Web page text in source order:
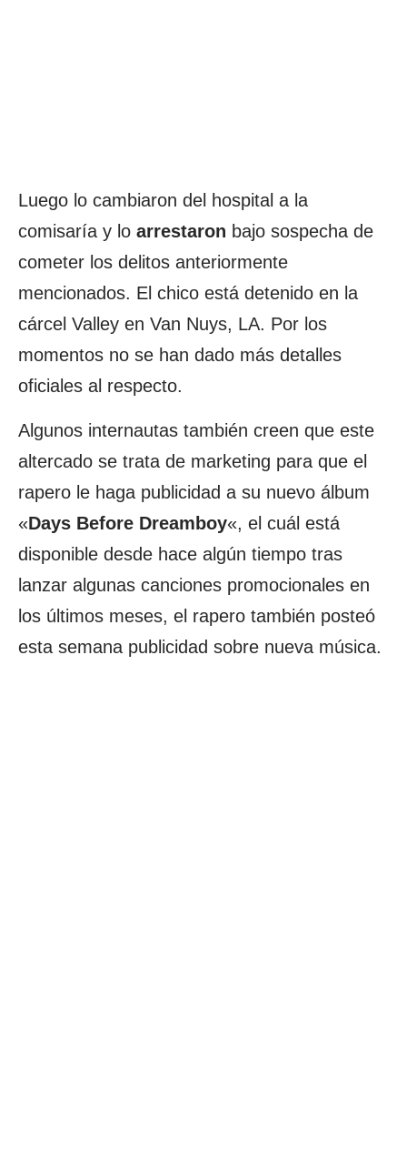
Luego lo cambiaron del hospital a la
comisaría y lo arrestaron bajo sospecha de
cometer los delitos anteriormente
mencionados. El chico está detenido en la
cárcel Valley en Van Nuys, LA. Por los
momentos no se han dado más detalles
oficiales al respecto.
Algunos internautas también creen que este
altercado se trata de marketing para que el
rapero le haga publicidad a su nuevo álbum
«Days Before Dreamboy«, el cuál está
disponible desde hace algún tiempo tras
lanzar algunas canciones promocionales en
los últimos meses, el rapero también posteó
esta semana publicidad sobre nueva música.